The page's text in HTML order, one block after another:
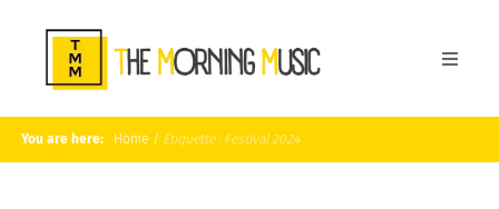
You are here: Home / Étiquette : Festival 2024